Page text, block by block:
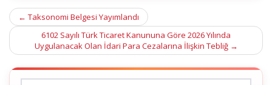
Post
navigation
← Taksonomi Belgesi Yayımlandı
6102 Sayılı Türk Ticaret Kanununa Göre 2026 Yılında
Uygulanacak Olan İdari Para Cezalarına İlişkin Tebliğ →